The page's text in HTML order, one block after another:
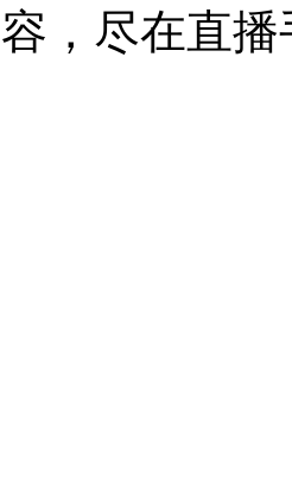
，尽在直